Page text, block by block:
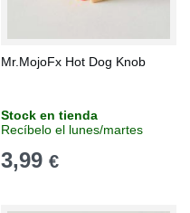
Mr.MojoFx Hot Dog Knob
Stock en tienda
Recíbelo el lunes/martes
3,99 €